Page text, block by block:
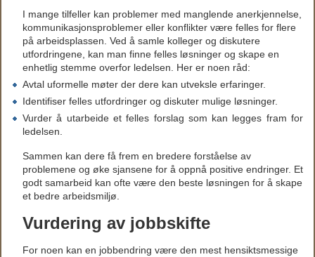
I mange tilfeller kan problemer med manglende anerkjennelse,
kommunikasjonsproblemer eller konflikter være felles for flere
på arbeidsplassen. Ved å samle kolleger og diskutere
utfordringene, kan man finne felles løsninger og skape en
enhetlig stemme overfor ledelsen. Her er noen råd:
Avtal uformelle møter der dere kan utveksle erfaringer.
Identifiser felles utfordringer og diskuter mulige løsninger.
Vurder å utarbeide et felles forslag som kan legges fram for
ledelsen.
Sammen kan dere få frem en bredere forståelse av
problemene og øke sjansene for å oppnå positive endringer. Et
godt samarbeid kan ofte være den beste løsningen for å skape
et bedre arbeidsmiljø.
Vurdering av jobbskifte
For noen kan en jobbendring være den mest hensiktsmessige